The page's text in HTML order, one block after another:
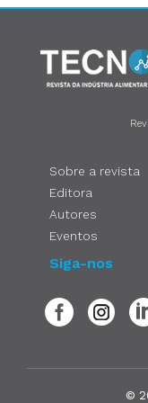
Sobre a revista
Editora
Autores
Eventos
Siga-nos
©